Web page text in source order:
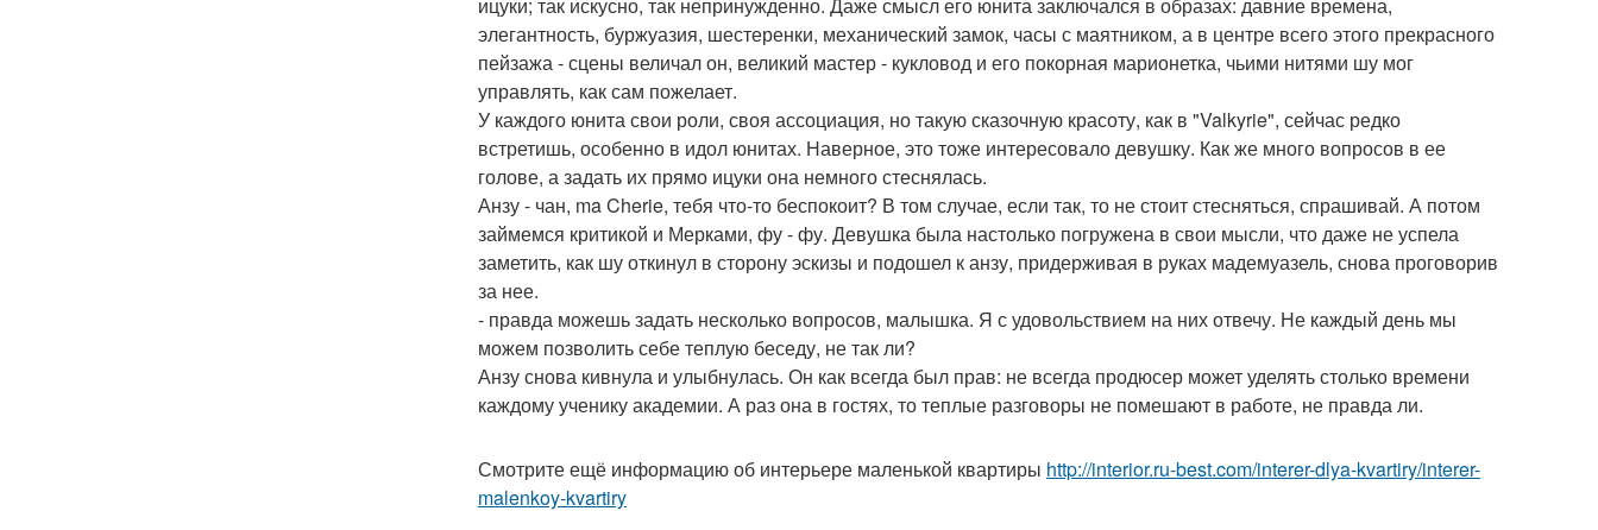
элегантность, буржуазия, шестеренки, механический замок, часы с маятником, а в центре всего этого прекрасного
пейзажа - сцены величал он, великий мастер - кукловод и его покорная марионетка, чьими нитями шу мог
управлять, как сам пожелает.
У каждого юнита свои роли, своя ассоциация, но такую сказочную красоту, как в "Valkyrie", сейчас редко
встретишь, особенно в идол юнитах. Наверное, это тоже интересовало девушку. Как же много вопросов в ее
голове, а задать их прямо ицуки она немного стеснялась.
Анзу - чан, ma Cherie, тебя что-то беспокоит? В том случае, если так, то не стоит стесняться, спрашивай. А потом
займемся критикой и Мерками, фу - фу. Девушка была настолько погружена в свои мысли, что даже не успела
заметить, как шу откинул в сторону эскизы и подошел к анзу, придерживая в руках мадемуазель, снова проговорив
за нее.
- правда можешь задать несколько вопросов, малышка. Я с удовольствием на них отвечу. Не каждый день мы
можем позволить себе теплую беседу, не так ли?
Анзу снова кивнула и улыбнулась. Он как всегда был прав: не всегда продюсер может уделять столько времени
каждому ученику академии. А раз она в гостях, то теплые разговоры не помешают в работе, не правда ли.
Смотрите ещё информацию об интерьере маленькой квартиры http://interior.ru-best.com/interer-dlya-kvartiry/interer-
malenkoy-kvartiry